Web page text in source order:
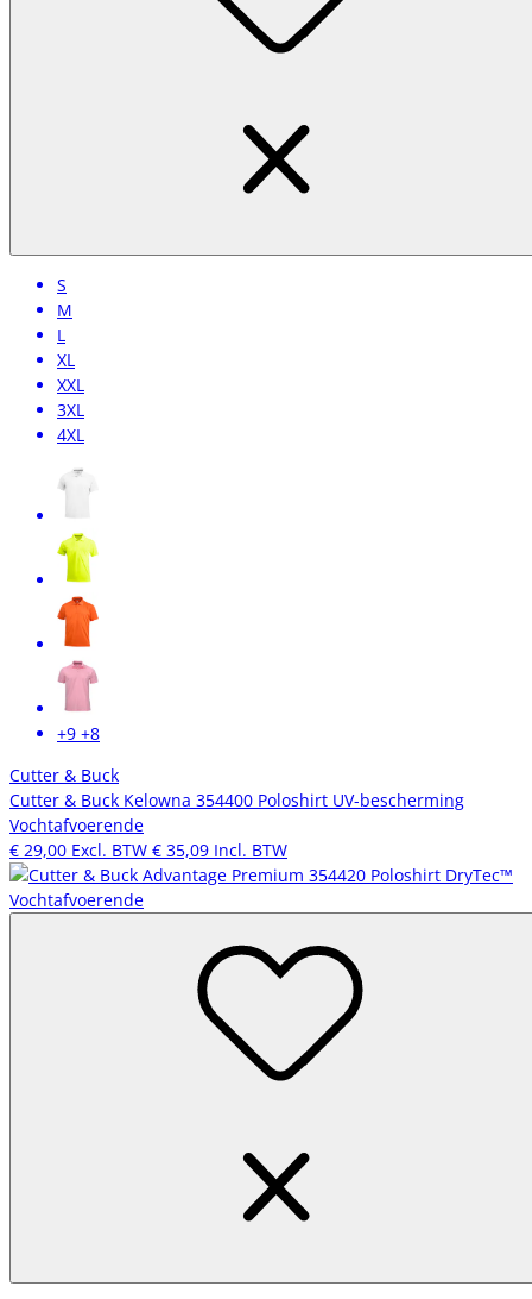
S
M
L
XL
XXL
3XL
4XL
+9 +8
Cutter & Buck
Cutter & Buck Kelowna 354400 Poloshirt UV-bescherming
Vochtafvoerende
€ 29,00 Excl. BTW € 35,09 Incl. BTW